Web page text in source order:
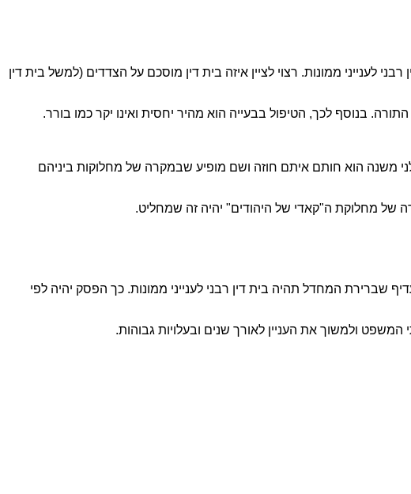
ממונות. רצוי לציין איזה בית דין מוסכם על הצדדים (למשל בית דין
בנוסף לכך, הטיפול בבעייה הוא מהיר יחסית ואינו יקר כמו בורר.
משנה הוא חותם איתם חוזה ושם מופיע שבמקרה של מחלוקות ביניהם
של מחלוקת ה"קאדי של היהודים" יהיה זה שמחליט.
המחדל תהיה בית דין רבני לענייני ממונות. כך הפסק יהיה לפי
ולמשוך את העניין לאורך שנים ובעלויות גבוהות.